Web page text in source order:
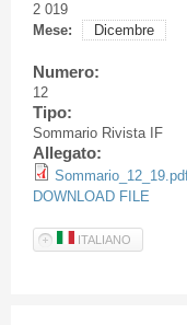
2 019
Mese:
Dicembre
Numero:
12
Tipo:
Sommario Rivista IF
Allegato:
DOWNLOAD FILE
ITALIANO